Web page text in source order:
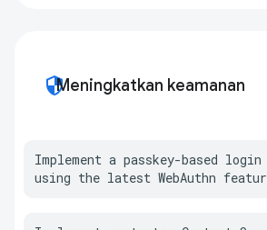
securityMeningkatkan keamanan
Implement a passkey-based
using the latest WebAuthn